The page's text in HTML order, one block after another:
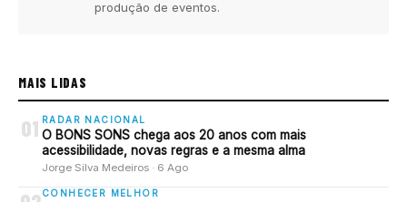
produção de eventos.
MAIS LIDAS
01 RADAR NACIONAL
O BONS SONS chega aos 20 anos com mais
acessibilidade, novas regras e a mesma alma
Jorge Silva Medeiros · 6 Ago
CONHECER MELHOR